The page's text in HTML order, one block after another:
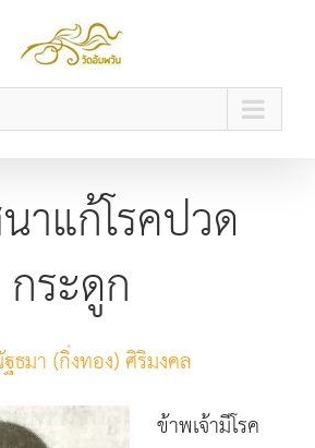
าแก้โรคปวด
กระดูก
ธมา (กิ่งทอง) ศิริมงคล
ข้าพเจ้ามีโรค